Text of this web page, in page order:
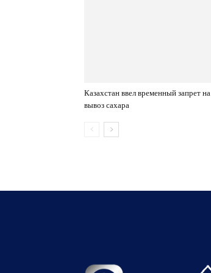
Казахстан ввел временный запрет на
вывоз сахара